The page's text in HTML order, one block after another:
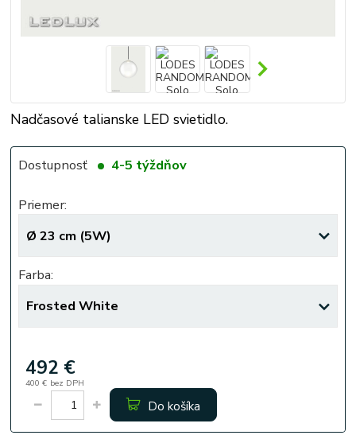
Nadčasové talianske LED svietidlo.
Dostupnosť 4-5 týždňov
Priemer:
Farba:
492 €
400 € bez DPH
Do košíka